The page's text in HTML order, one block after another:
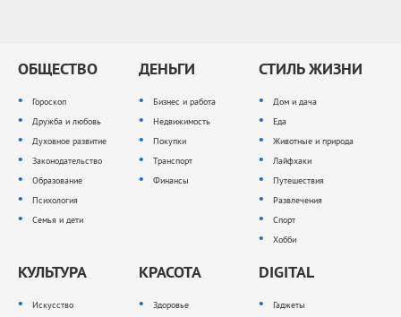
ОБЩЕСТВО
Гороскоп
Дружба и любовь
Духовное развитие
Законодательство
Образование
Психология
Семья и дети
ДЕНЬГИ
Бизнес и работа
Недвижимость
Покупки
Транспорт
Финансы
СТИЛЬ ЖИЗНИ
Дом и дача
Еда
Животные и природа
Лайфхаки
Путешествия
Развлечения
Спорт
Хобби
КУЛЬТУРА
Искусство
КРАСОТА
Здоровье
DIGITAL
Гаджеты